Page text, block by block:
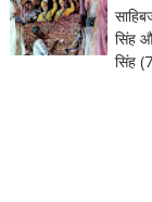
सिंह
सिंह